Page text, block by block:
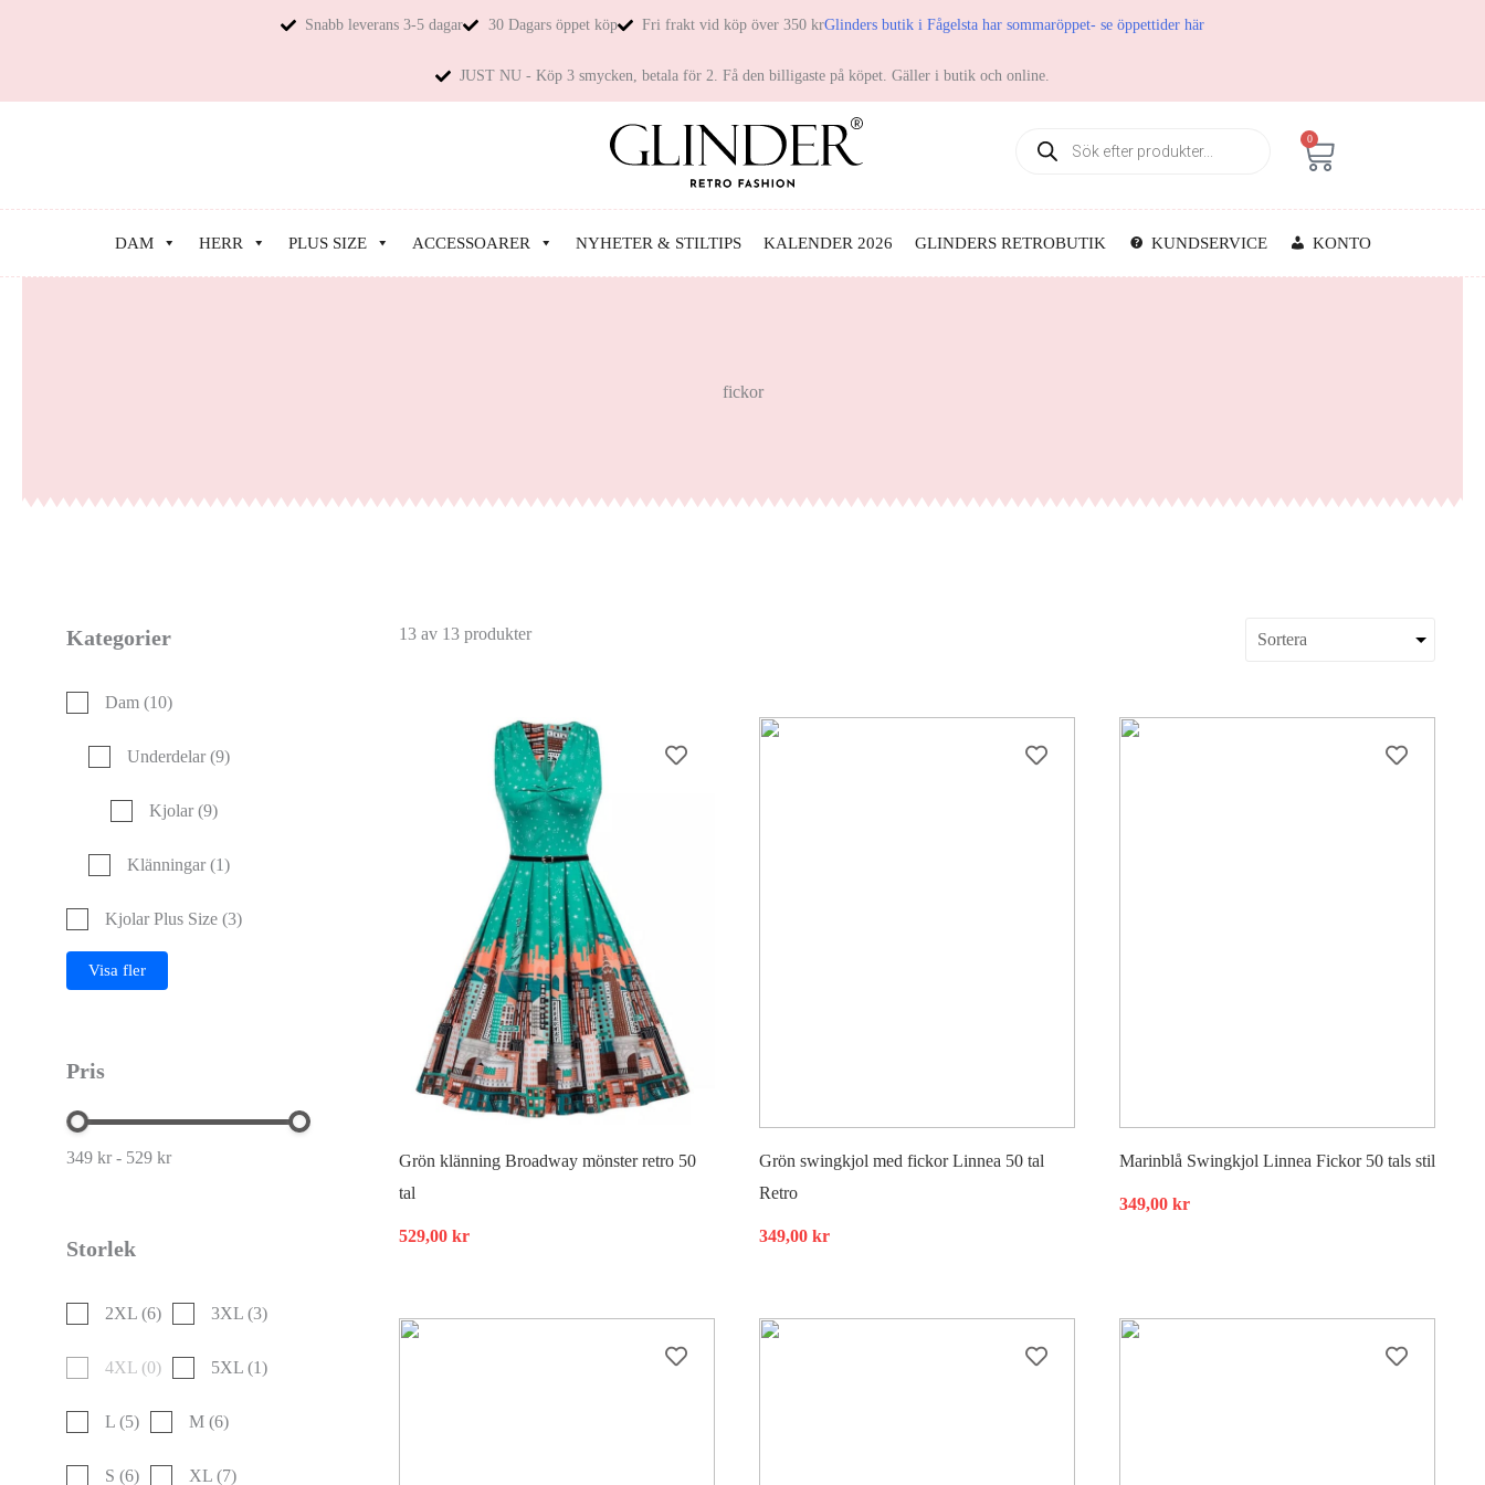
Snabb leverans 3-5 dagar 30 Dagars öppet köp Fri frakt vid köp över 350 krGlinders butik i Fågelsta har sommaröppet- se öppettider här
JUST NU - Köp 3 smycken, betala för 2. Få den billigaste på köpet. Gäller i butik och online.
0
DAM HERR PLUS SIZE ACCESSOARER NYHETER & STILTIPS KALENDER 2026 GLINDERS RETROBUTIK KUNDSERVICE KONTO
fickor
Kategorier
Dam (10)
Underdelar (9)
Kjolar (9)
Klänningar (1)
Kjolar Plus Size (3)
Visa fler
Pris
349 kr - 529 kr
Storlek
2XL (6) 3XL (3)
4XL (0) 5XL (1)
L (5) M (6)
S (6) XL (7)
13 av 13 produkter
Grön klänning Broadway mönster retro 50
tal
529,00 kr
Grön swingkjol med fickor Linnea 50 tal
Retro
349,00 kr
Marinblå Swingkjol Linnea Fickor 50 tals stil
349,00 kr